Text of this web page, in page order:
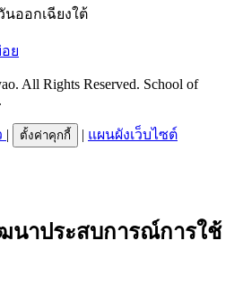
นออกเฉียงใต้
ย
All Rights Reserved. School of
| ตั้งค่าคุกกี้ | แผนผังเว็บไซต์
นาประสบการณ์การใช้